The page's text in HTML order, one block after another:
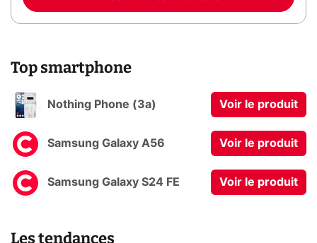
Top smartphone
Nothing Phone (3a) Voir le produit
Samsung Galaxy A56 Voir le produit
Samsung Galaxy S24 FE Voir le produit
Les tendances